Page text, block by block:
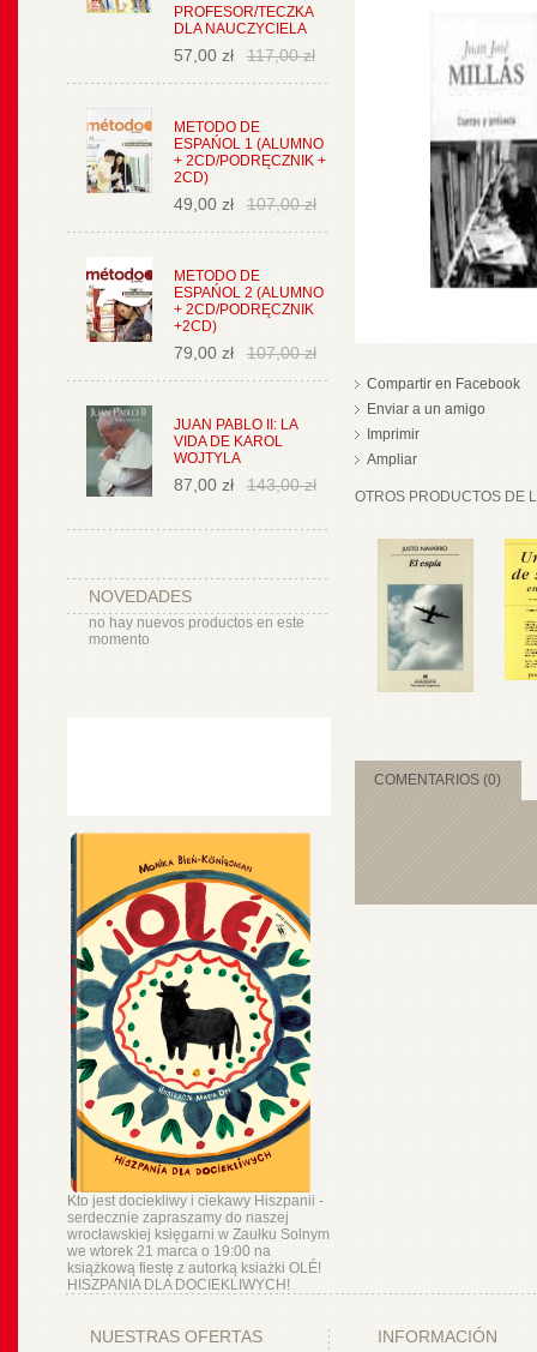
PROFESOR/TECZKA
DLA NAUCZYCIELA
57,00 zł 117,00 zł
METODO DE
ESPAŃOL 1 (ALUMNO
+ 2CD/PODRĘCZNIK +
2CD)
49,00 zł 107,00 zł
METODO DE
ESPAŃOL 2 (ALUMNO
+ 2CD/PODRĘCZNIK
+2CD)
79,00 zł 107,00 zł
JUAN PABLO II: LA
VIDA DE KAROL
WOJTYLA
87,00 zł 143,00 zł
NOVEDADES
no hay nuevos productos en este
momento
Kto jest dociekliwy i ciekawy Hiszpanii -
serdecznie zapraszamy do naszej
wrocławskiej księgarni w Zaułku Solnym
we wtorek 21 marca o 19:00 na
książkową fiestę z autorką ksiażki OLÉ!
HISZPANIA DLA DOCIEKLIWYCH!
Compartir en Facebook
Enviar a un amigo
Imprimir
Ampliar
OTROS PRODUCTOS DE
COMENTARIOS (0)
NUESTRAS OFERTAS INFORMACIÓN